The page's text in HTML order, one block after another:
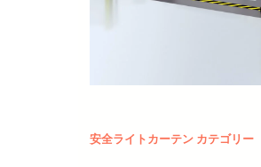
安全ライトカーテン カテゴリー